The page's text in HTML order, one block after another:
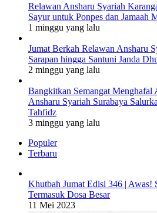
Relawan Ansharu Syariah
Sayur untuk Ponpes dan Jamaah
1 minggu yang lalu
Jumat Berkah Relawan Ansharu
Sarapan hingga Santuni Janda
2 minggu yang lalu
Bangkitkan Semangat Menghafal
Ansharu Syariah Surabaya
Tahfidz
3 minggu yang lalu
Populer
Terbaru
Khutbah Jumat Edisi 346 | Awas!
Termasuk Dosa Besar
11 Mei 2023